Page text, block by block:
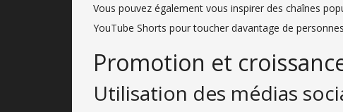
Vous pouvez également vous inspirer des chaînes
YouTube Shorts pour toucher davantage de
Promotion et
Utilisation des médias